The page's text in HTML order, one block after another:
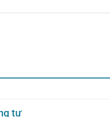
tự